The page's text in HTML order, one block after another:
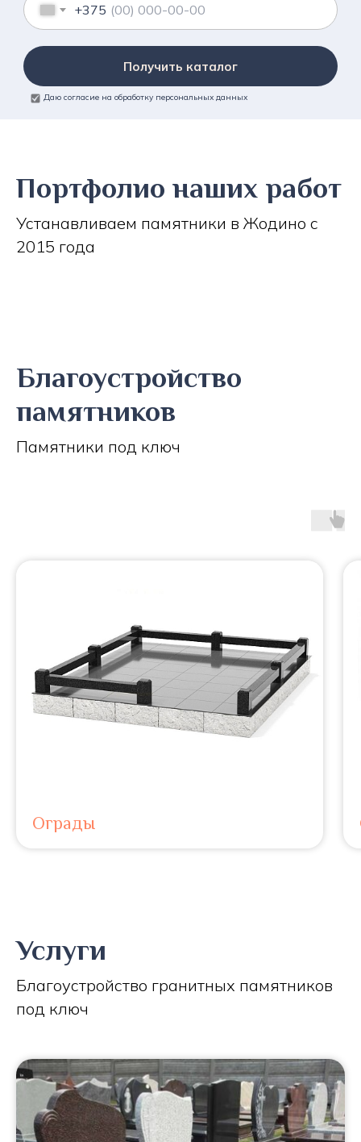
+375
Получить каталог
Даю согласие на обработку персональных данных
Портфолио наших работ
Устанавливаем памятники в Жодино с
2015 года
Благоустройство
памятников
Памятники под ключ
Ограды
Услуги
Благоустройство гранитных памятников
под ключ